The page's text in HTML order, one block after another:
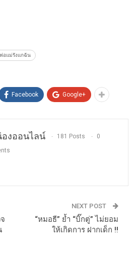
พ่อแม่รังแกฉัน
Facebook Google+
งออนไลน์ 181 Posts
0
NEXT POST
“หมอธี” ย้ำ “บิ๊กตู่” ไม่ยอม
ให้เกิดการ ฝากเด็ก !!